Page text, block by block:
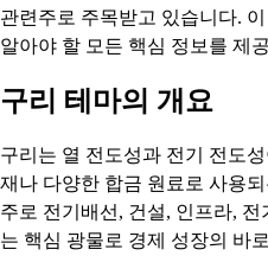
관련주로 주목받고 있습니다.
알아야 할 모든 핵심 정보를 제
구리 테마의 개요
구리는 열 전도성과 전기 전도
재나 다양한 합금 원료로 사용
주로 전기배선, 건설, 인프라,
는 핵심 광물로 경제 성장의 바